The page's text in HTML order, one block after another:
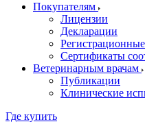
Покупателям
Лицензии
Декларации
Сертификаты
Ветеринарным врачам
Публикации
Клинические
Где купить